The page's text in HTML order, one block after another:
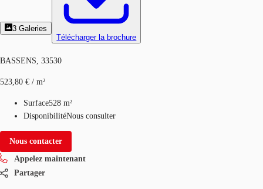
3 Galeries
Télécharger la brochure
BASSENS, 33530
523,80 € / m²
Surface528 m²
DisponibilitéNous consulter
Nous contacter
Appelez maintenant
Partager